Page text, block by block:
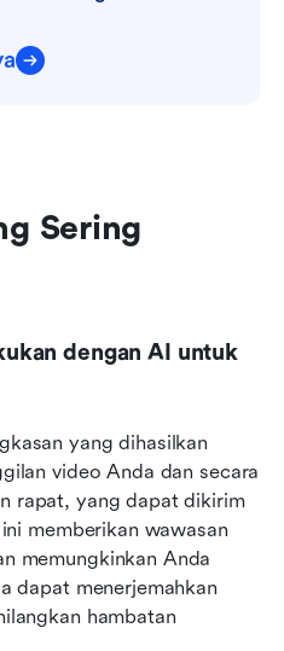
Sering
dengan AI untuk
yang dihasilkan
video Anda dan secara
rapat, yang dapat dikirim
memberikan wawasan
memungkinkan Anda
dapat menerjemahkan
hambatan